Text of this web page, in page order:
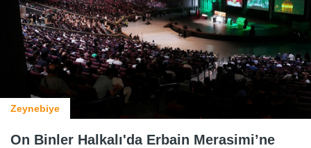
Zeynebiye
On Binler Halkalı'da Erbain Merasimi’ne